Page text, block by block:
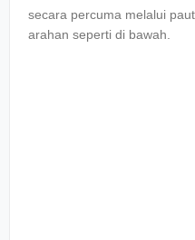
secara percuma melalui
arahan seperti di bawah.